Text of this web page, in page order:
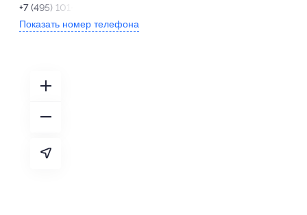
+7 (495) 101-08-08
Показать номер телефона